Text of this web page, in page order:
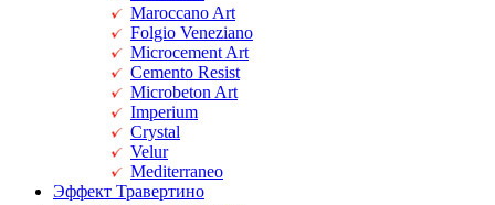
Maroccano Art
Folgio Veneziano
Microcement Art
Cemento Resist
Microbeton Art
Imperium
Crystal
Velur
Mediterraneo
Эффект Травертино